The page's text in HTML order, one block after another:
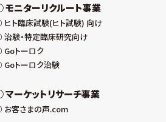
モニターリクルート事業
ヒト臨床試験(ヒト試験) 向け
治験・特定臨床研究向け
Goトーロク
Goトーロク治験
マーケットリサーチ事業
お客さまの声.com